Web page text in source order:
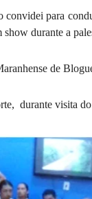
para
durante a
de
durante visita